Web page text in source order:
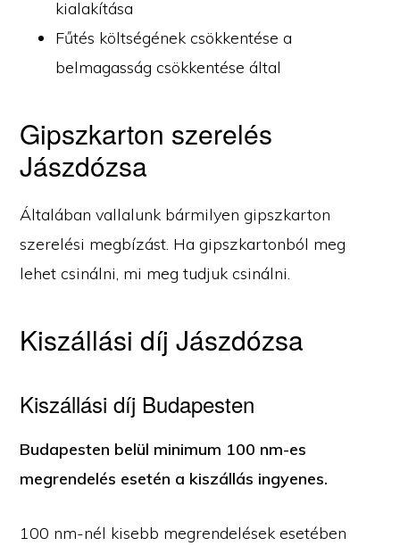
kialakítása
Fűtés költségének csökkentése a
belmagasság csökkentése által
Gipszkarton szerelés
Jászdózsa
Általában vallalunk bármilyen gipszkarton
szerelési megbízást. Ha gipszkartonból meg
lehet csinálni, mi meg tudjuk csinálni.
Kiszállási díj Jászdózsa
Kiszállási díj Budapesten
Budapesten belül minimum 100 nm-es
megrendelés esetén a kiszállás ingyenes.
100 nm-nél kisebb megrendelések esetében